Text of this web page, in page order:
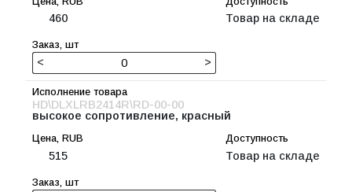
460 Товар на складе
< >
HD\DLXLRB2414R\RD-00-00
высокое сопротивление, красный
515 Товар на складе